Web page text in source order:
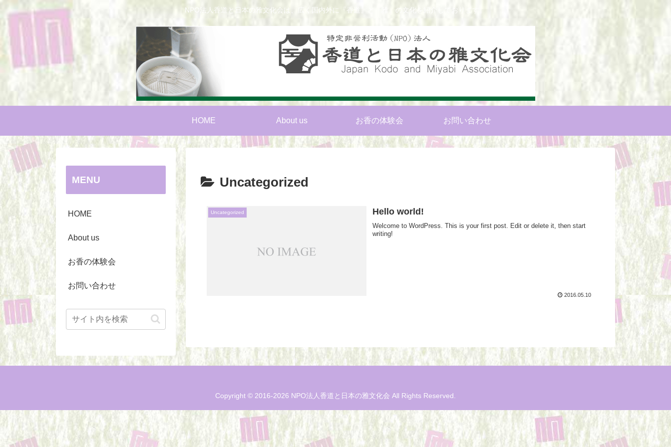
NPO法人香道と日本の雅文化会は、広く国内外に『香道』と『雅』の文化を紹介しております。
HOME About us お香の体験会 お問い合わせ
Uncategorized
Uncategorized Hello world!
Welcome to WordPress. This is your first post. Edit or delete it, then start
writing!
2016.05.10
MENU
HOME
About us
お香の体験会
お問い合わせ
Copyright © 2016-2026 NPO法人香道と日本の雅文化会 All Rights Reserved.